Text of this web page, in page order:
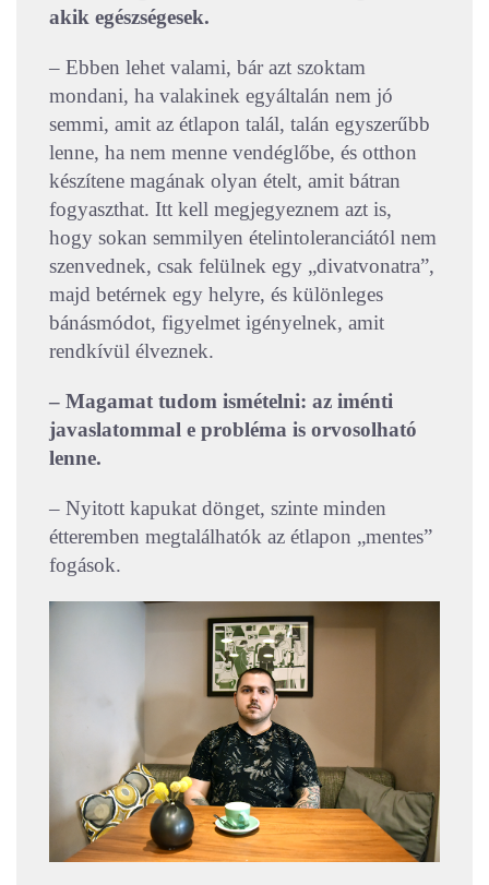
akik egészségesek.
– Ebben lehet valami, bár azt szoktam
mondani, ha valakinek egyáltalán nem jó
semmi, amit az étlapon talál, talán egyszerűbb
lenne, ha nem menne vendéglőbe, és otthon
készítene magának olyan ételt, amit bátran
fogyaszthat. Itt kell megjegyeznem azt is,
hogy sokan semmilyen ételintoleranciától nem
szenvednek, csak felülnek egy „divatvonatra”,
majd betérnek egy helyre, és különleges
bánásmódot, figyelmet igényelnek, amit
rendkívül élveznek.
– Magamat tudom ismételni: az iménti
javaslatommal e probléma is orvosolható
lenne.
– Nyitott kapukat dönget, szinte minden
étteremben megtalálhatók az étlapon „mentes”
fogások.